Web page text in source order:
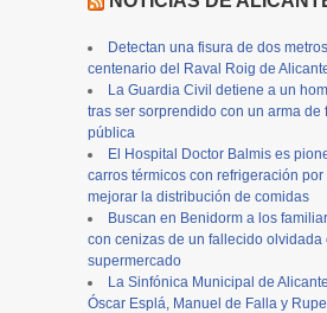
Detectan una fisura de dos
centenario del Raval Roig de
La Guardia Civil detiene a un
tras ser sorprendido con un arma de
pública
El Hospital Doctor Balmis es
carros térmicos con refrigeración
mejorar la distribución de comidas
Buscan en Benidorm a los
con cenizas de un fallecido olvidada
supermercado
La Sinfónica Municipal de
Óscar Esplá, Manuel de Falla y